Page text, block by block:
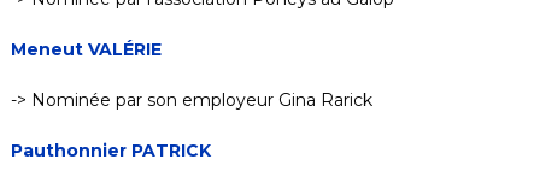
Meneut VALÉRIE
-> Nominée par son employeur Gina Rarick
Pauthonnier PATRICK